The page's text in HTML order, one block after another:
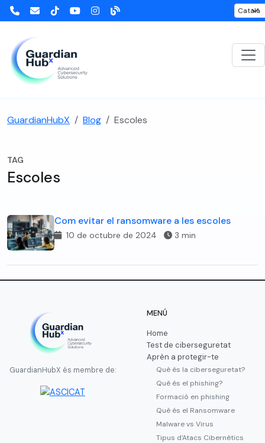
GuardianHubX Blog Escoles
TAG
Escoles
Com evitar el ransomware a les escoles
10 de octubre de 2024 3 min
GuardianHubX és membre de:
MENÚ
Home
Test de ciberseguretat
Aprèn a protegir-te
Què és la ciberseguretat?
Què és el phishing?
Formació en phishing
Què és el Ransomware
Malware vs Virus
Tipus d'Atacs Cibernètics